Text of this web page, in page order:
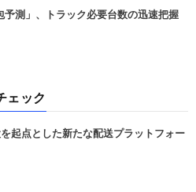
予測」、トラック必要台数の迅速把握
ェック
起点とした新たな配送プラットフォー